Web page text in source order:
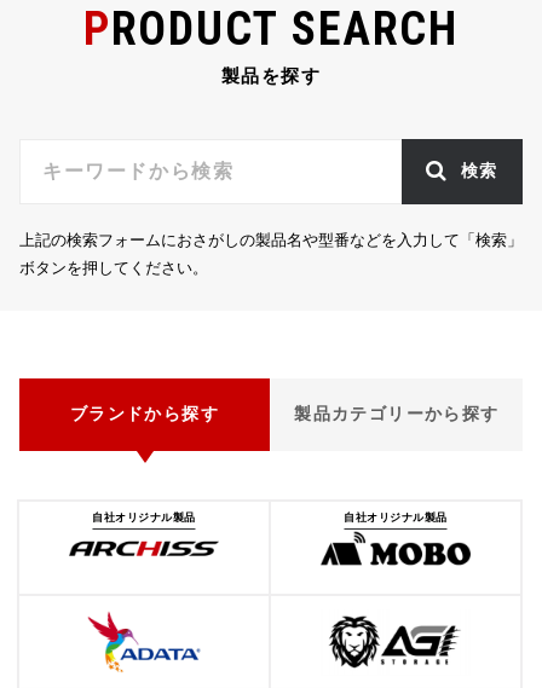
PRODUCT SEARCH
製品を探す
検索
上記の検索フォームにおさがしの製品名や型番などを入力して「検索」
ボタンを押してください。
ブランドから探す 製品カテゴリーから探す
自社オリジナル製品 自社オリジナル製品